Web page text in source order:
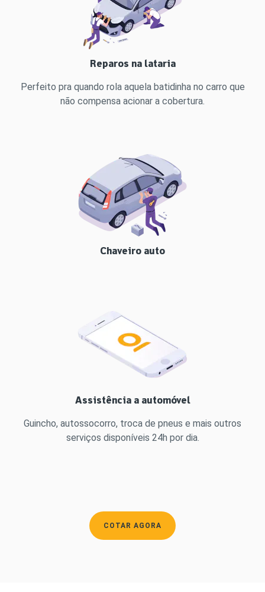
Reparos na lataria
Perfeito pra quando rola aquela batidinha no carro que
não compensa acionar a cobertura.
Chaveiro auto
Assistência a automóvel
Guincho, autossocorro, troca de pneus e mais outros
serviços disponíveis 24h por dia.
COTAR AGORA